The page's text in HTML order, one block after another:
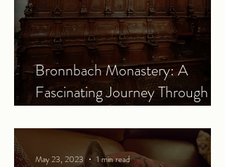
Bronnbach Monastery: A
Fascinating Journey Through
May 23, 2023 1 min read